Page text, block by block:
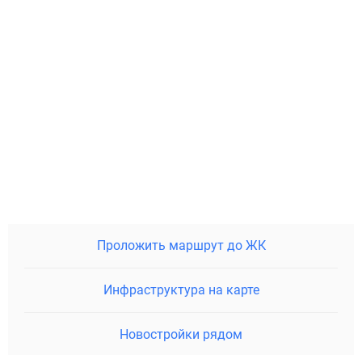
Проложить маршрут до ЖК
Инфраструктура на карте
Новостройки рядом